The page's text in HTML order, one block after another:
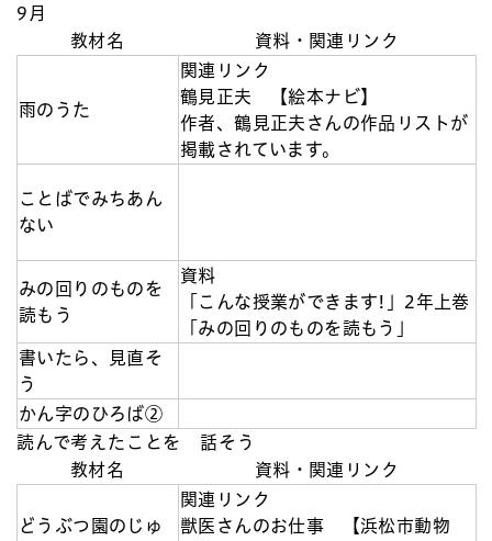
9月
教材名
資料・関連リンク
雨のうた
関連リンク
鶴見正夫 【絵本ナビ】
作者、鶴見正夫さんの作品リストが
掲載されています。
ことばでみちあん
ない
みの回りのものを
読もう
資料
「こんな授業ができます!」2年上巻
「みの回りのものを読もう」
書いたら、見直そ
う
かん字のひろば②
読んで考えたことを 話そう
教材名
資料・関連リンク
どうぶつ園のじゅ
関連リンク
獣医さんのお仕事 【浜松市動物